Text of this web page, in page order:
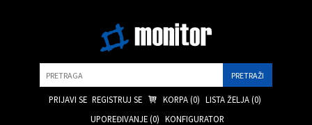
PRIJAVI SE REGISTRUJ SE KORPA (0) LISTA ŽELJA (0)
UPOREĐIVANJE (0) KONFIGURATOR